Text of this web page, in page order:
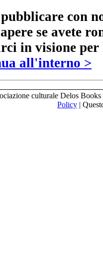
con
se avete
in visione
all'interno >
culturale Delos
Policy |